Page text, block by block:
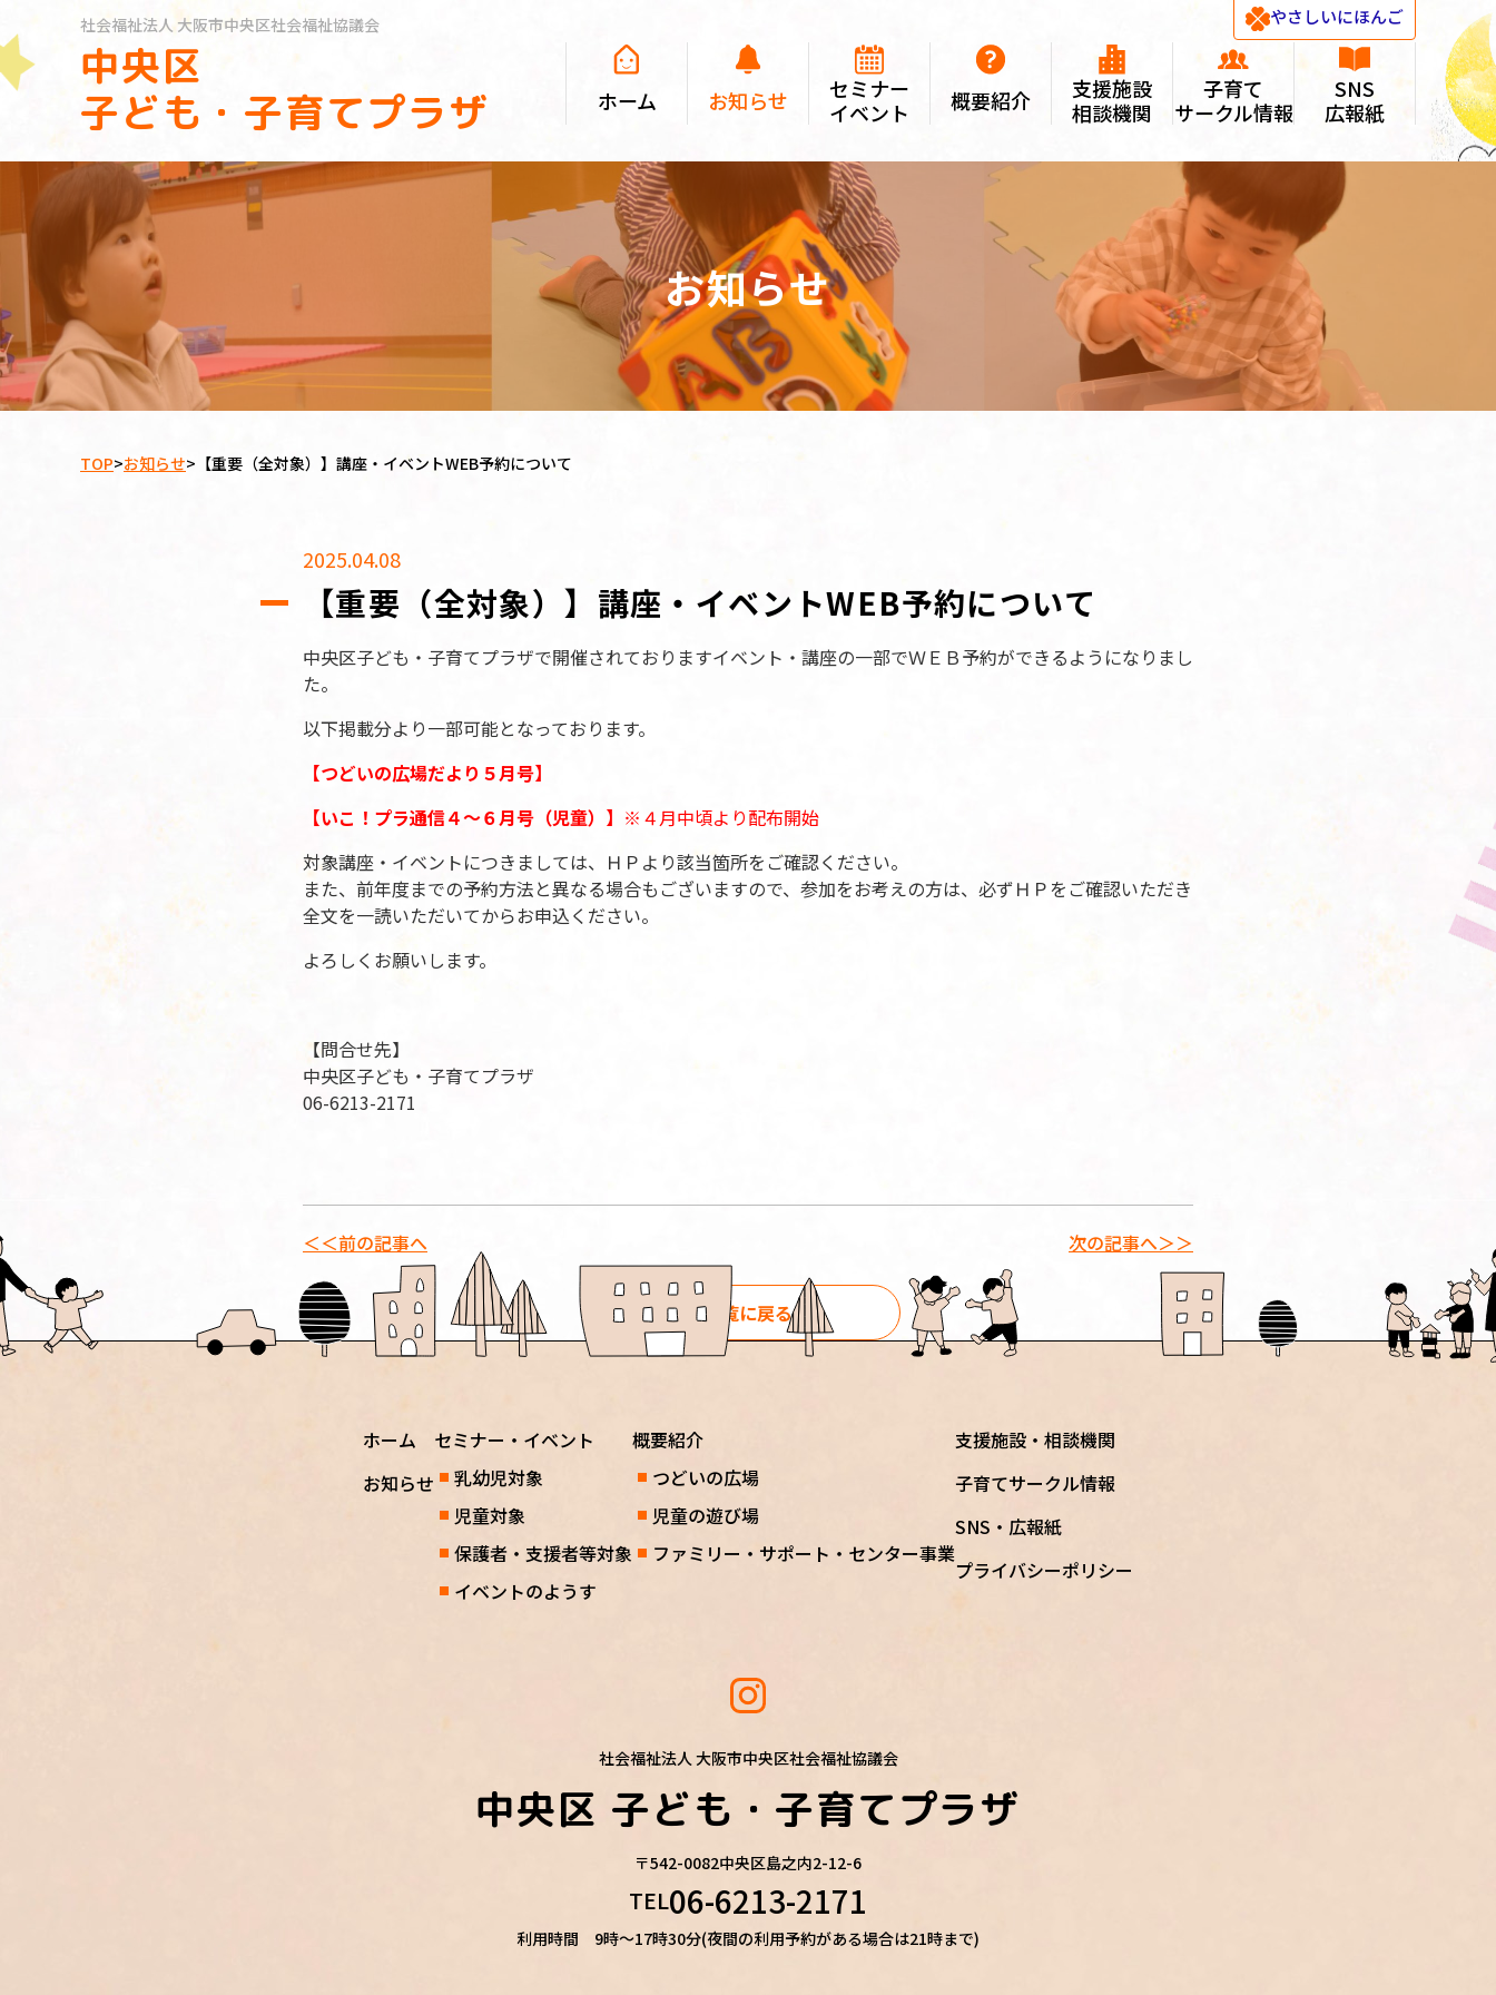
社会福祉法人大阪市中央区社会福祉協議会
中央区
子ども・子育てプラザ
やさしいにほんご
ホーム お知らせ
セミナー
イベント
概要紹介
支援施設
相談機関
子育て
サークル情報
SNS
広報紙
お知らせ
TOP>お知らせ> 【重要（全対象）】講座・イベントWEB予約について
2025.04.08
【重要（全対象）】講座・イベントWEB予約について
中央区子ども・子育てプラザで開催されておりますイベント・講座の一部でＷＥＢ予約ができるようになりまし
た。
以下掲載分より一部可能となっております。
【つどいの広場だより５月号】
【いこ！プラ通信４～６月号（児童）】 ※４月中頃より配布開始
対象講座・イベントにつきましては、ＨＰより該当箇所をご確認ください。
また、前年度までの予約方法と異なる場合もございますので、参加をお考えの方は、必ずＨＰをご確認いただき
全文を一読いただいてからお申込ください。
よろしくお願いします。
【問合せ先】
中央区子ども・子育てプラザ
06-6213-2171
＜＜前の記事へ
一覧に戻る
次の記事へ＞＞
ホーム
お知らせ
セミナー・イベント
乳幼児対象
児童対象
保護者・支援者等対象
イベントのようす
概要紹介
つどいの広場
児童の遊び場
ファミリー・サポート・センター事業
支援施設・相談機関
子育てサークル情報
SNS・広報紙
プライバシーポリシー
社会福祉法人 大阪市中央区社会福祉協議会
中央区 子ども・子育てプラザ
〒542-0082中央区島之内2-12-6
TEL06-6213-2171
利用時間 9時～17時30分(夜間の利用予約がある場合は21時まで)